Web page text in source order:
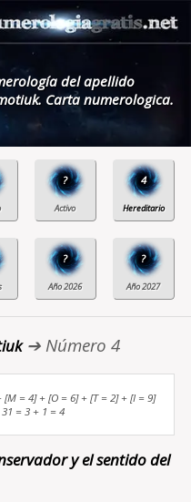
del apellido
Carta numerologica.
? 4
? ?
➔ Número 4
= 4] + [O = 6] + [T = 2] + [I = 9]
= 3 + 1 = 4
y el sentido del